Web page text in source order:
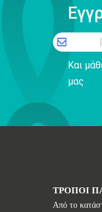
Και
μας
ΤΡΟΠΟΙ
Από το